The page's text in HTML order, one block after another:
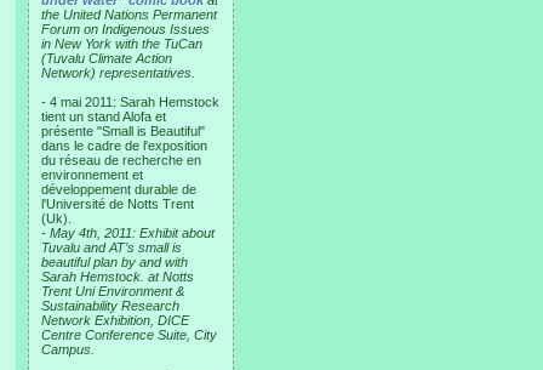
the United Nations Permanent
Forum on Indigenous Issues
in New York with the TuCan
(Tuvalu Climate Action
Network) representatives.
- 4 mai 2011: Sarah Hemstock
tient un stand Alofa et
présente "Small is Beautiful"
dans le cadre de l'exposition
du réseau de recherche en
environnement et
développement durable de
l'Université de Notts Trent
(Uk).
- May 4th, 2011: Exhibit about
Tuvalu and AT’s small is
beautiful plan by and with
Sarah Hemstock. at Notts
Trent Uni Environment &
Sustainability Research
Network Exhibition, DICE
Centre Conference Suite, City
Campus.